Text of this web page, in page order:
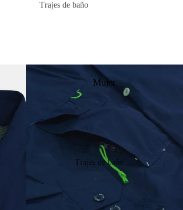
Trajes de baño
Híbridos (bermuda y traje ¡2 en 1!)
Playeras y tank tops
Playeras Manga Corta
Playeras Manga Larga
Ver todo
Mujer
Trajes de baño
Bikinis
Trajes enteros